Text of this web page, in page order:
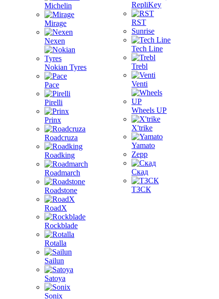
Michelin
Mirage
Nexen
Nokian Tyres
Pace
Pirelli
Prinx
Roadcruza
Roadking
Roadmarch
Roadstone
RoadX
Rockblade
Rotalla
Sailun
Satoya
Sonix
RepliKey
RST
Sunrise
Tech Line
Trebl
Venti
Wheels UP
X'trike
Yamato
Zepp
Скад
ТЗСК